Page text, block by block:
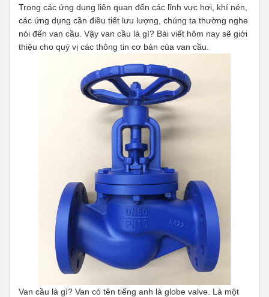
Trong các ứng dụng liên quan đến các lĩnh vực hơi, khí nén,
các ứng dụng cần điều tiết lưu lượng, chúng ta thường nghe
nói đến van cầu. Vậy van cầu là gì? Bài viết hôm nay sẽ giới
thiệu cho quý vị các thông tin cơ bản của van cầu.
Van cầu là gì? Van có tên tiếng anh là globe valve. Là một